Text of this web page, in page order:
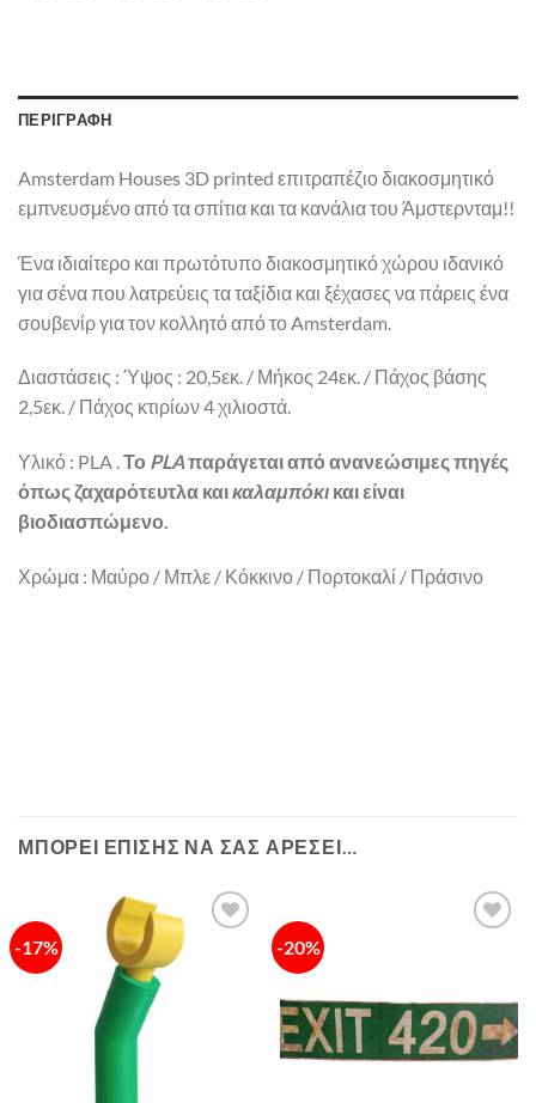
ΠΕΡΙΓΡΑΦΉ
Amsterdam Houses 3D printed επιτραπέζιο διακοσμητικό
εμπνευσμένο από τα σπίτια και τα κανάλια του Άμστερνταμ!!
Ένα ιδιαίτερο και πρωτότυπο διακοσμητικό χώρου ιδανικό
για σένα που λατρεύεις τα ταξίδια και ξέχασες να πάρεις ένα
σουβενίρ για τον κολλητό από το Amsterdam.
Διαστάσεις : Ύψος : 20,5εκ. / Μήκος 24εκ. / Πάχος βάσης
2,5εκ. / Πάχος κτιρίων 4 χιλιοστά.
Υλικό : PLA .Το PLAπαράγεται από ανανεώσιμες πηγές
όπως ζαχαρότευτλα καικαλαμπόκι και είναι
βιοδιασπώμενο.
Χρώμα : Μαύρο / Μπλε / Κόκκινο / Πορτοκαλί / Πράσινο
ΜΠΟΡΕΊ ΕΠΊΣΗΣ ΝΑ ΣΑΣ ΑΡΈΣΕΙ…
-17%
Πρόσθήκη
στην λίστα
-20%